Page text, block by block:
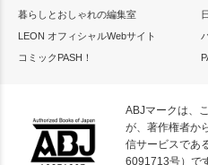
暮らしとおしゃれの編集室
LEON オフィシャルWebサイト
コミックPASH！
ABJマークは、
が、著作権者か
信サービスであ
6091713号）で